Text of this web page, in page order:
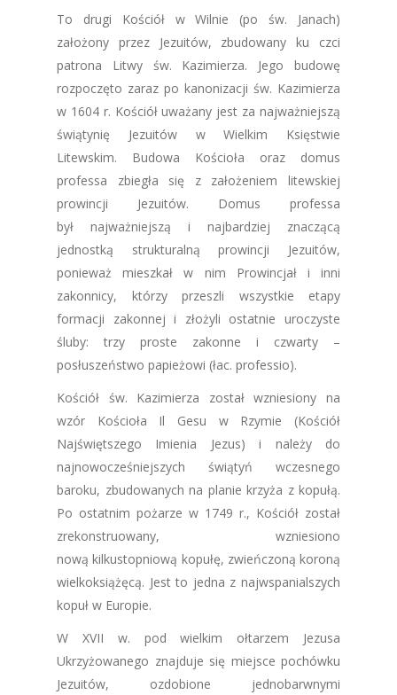
To drugi Kościół w Wilnie (po św. Janach)
założony przez Jezuitów, zbudowany ku czci
patrona Litwy św. Kazimierza. Jego budowę
rozpoczęto zaraz po kanonizacji św. Kazimierza
w 1604 r. Kościół uważany jest za najważniejszą
świątynię Jezuitów w Wielkim Księstwie
Litewskim. Budowa Kościoła oraz domus
professa zbiegła się z założeniem litewskiej
prowincji Jezuitów. Domus professa
był najważniejszą i najbardziej znaczącą
jednostką strukturalną prowincji Jezuitów,
ponieważ mieszkał w nim Prowincjał i inni
zakonnicy, którzy przeszli wszystkie etapy
formacji zakonnej i złożyli ostatnie uroczyste
śluby: trzy proste zakonne i czwarty –
posłuszeństwo papieżowi (łac. professio).
Kościół św. Kazimierza został wzniesiony na
wzór Kościoła Il Gesu w Rzymie (Kościół
Najświętszego Imienia Jezus) i należy do
najnowocześniejszych świątyń wczesnego
baroku, zbudowanych na planie krzyża z kopułą.
Po ostatnim pożarze w 1749 r., Kościół został
zrekonstruowany, wzniesiono
nową kilkustopniową kopułę, zwieńczoną koroną
wielkoksiążęcą. Jest to jedna z najwspanialszych
kopuł w Europie.
W XVII w. pod wielkim ołtarzem Jezusa
Ukrzyżowanego znajduje się miejsce pochówku
Jezuitów, ozdobione jednobarwnymi